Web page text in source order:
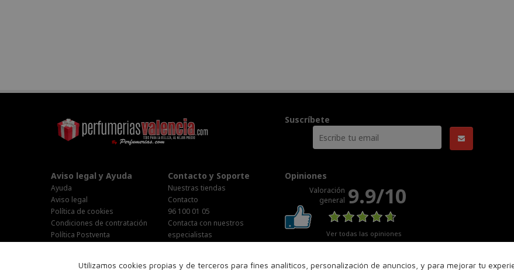
Utilizamos cookies propias y de terceros para fines analíticos, personalización de anuncios, y para mejorar tu
Suscríbete
Aviso legal y Ayuda
Ayuda
Aviso legal
Política de cookies
Condiciones de contratación
Política Postventa
Contacto y Soporte
Nuestras tiendas
Contacto
96 100 01 05
Contacta con nuestros
especialistas
Opiniones
Valoración
general 9.9/10
Ver todas las opiniones